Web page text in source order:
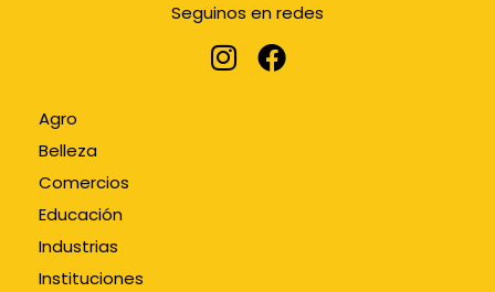
Seguinos en redes
Agro
Belleza
Comercios
Educación
Industrias
Instituciones